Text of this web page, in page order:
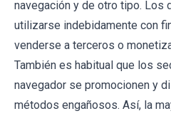
navegación y de otro tipo. Los
utilizarse indebidamente con
venderse a terceros o
También es habitual que los
navegador se promocionen y
métodos engañosos. Así, la